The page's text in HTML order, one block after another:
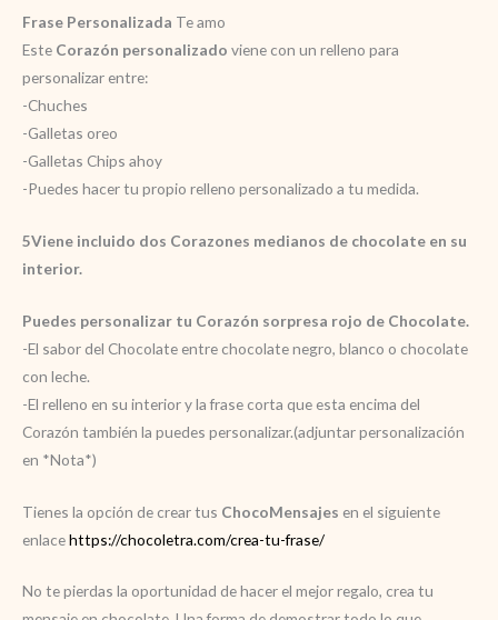
Frase Personalizada Te amo
Este Corazón personalizado viene con un relleno para
personalizar entre:
-Chuches
-Galletas oreo
-Galletas Chips ahoy
-Puedes hacer tu propio relleno personalizado a tu medida.
5Viene incluido dos Corazones medianos de chocolate en su
interior.
Puedes personalizar tu Corazón sorpresa rojo de Chocolate.
-El sabor del Chocolate entre chocolate negro, blanco o chocolate
con leche.
-El relleno en su interior y la frase corta que esta encima del
Corazón también la puedes personalizar.(adjuntar personalización
en *Nota*)
Tienes la opción de crear tus ChocoMensajes en el siguiente
enlacehttps://chocoletra.com/crea-tu-frase/
No te pierdas la oportunidad de hacer el mejor regalo, crea tu